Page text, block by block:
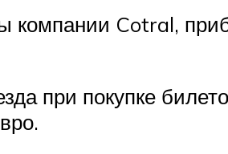
компании Cotral,
при покупке